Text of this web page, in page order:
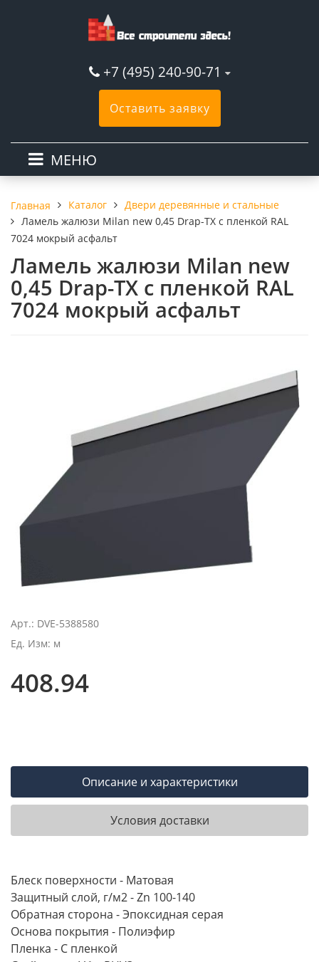
+7 (495) 240-90-71
Оставить заявку
МЕНЮ
Главная Каталог
Двери деревянные и стальные
Ламель жалюзи Milan new 0,45 Drap-TX с пленкой RAL
7024 мокрый асфальт
Ламель жалюзи Milan new
0,45 Drap-TX с пленкой RAL
7024 мокрый асфальт
Арт.: DVE-5388580
Ед. Изм: м
408.94
Описание и характеристики
Условия доставки
Блеск поверхности - Матовая
Защитный слой, г/м2 - Zn 100-140
Обратная сторона - Эпоксидная серая
Основа покрытия - Полиэфир
Пленка - С пленкой